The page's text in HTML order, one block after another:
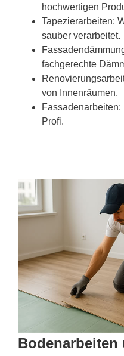
hochwertigen
Tapezierarbeiten:
sauber verarbeitet.
fachgerechte
von Innenräumen.
Profi.
Bodenarbeiten